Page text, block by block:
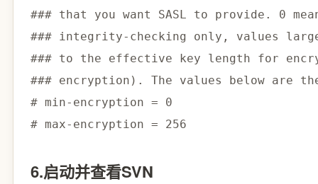
### that you want SASL to provide. 0
### integrity-checking only, values
### to the effective key length for
### encryption). The values below are
# min-encryption = 0
# max-encryption = 256
6.启动并查看SVN